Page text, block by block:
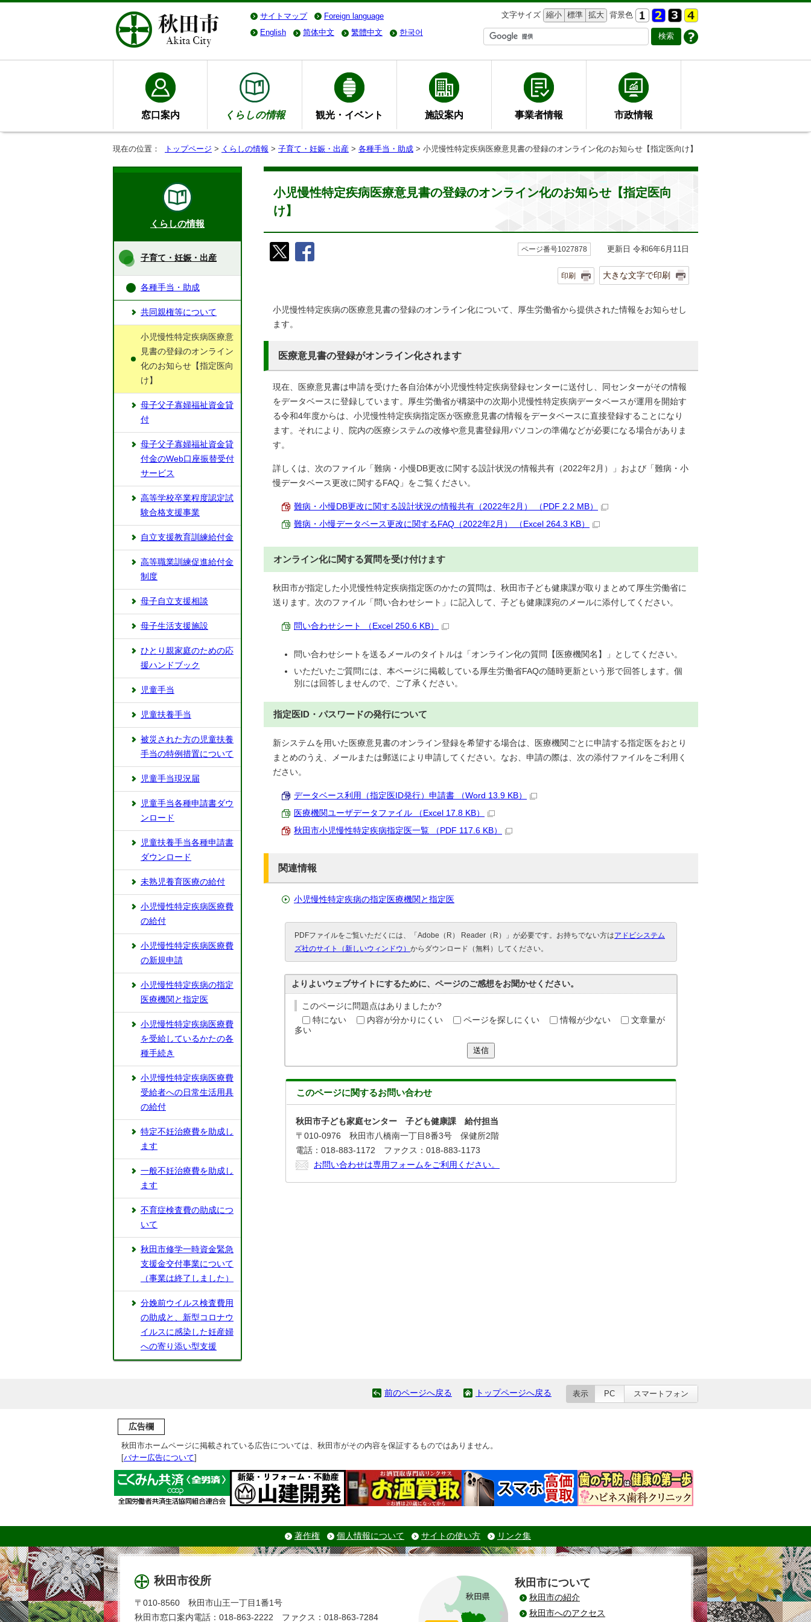
サイトマップ Foreign language 文字サイズ 縮小 標準 拡大 背景色
English
简体中文 繁體中文 한국어
窓口案内 くらしの情報 観光・イベント 施設案内 事業者情報 市政情報
現在の位置： トップページ > くらしの情報 > 子育て・妊娠・出産 > 各種手当・助成 > 小児慢性特定疾病医療意見書の登録のオンライン化のお知らせ【指定医向け】
小児慢性特定疾病医療意見書の登録のオンライン化のお知らせ【指定医向
け】
ページ番号1027878 更新日 令和6年6月11日
印刷 大きな文字で印刷
小児慢性特定疾病の医療意見書の登録のオンライン化について、厚生労働省から提供された情報をお知らせし
ます。
医療意見書の登録がオンライン化されます
現在、医療意見書は申請を受けた各自治体が小児慢性特定疾病登録センターに送付し、同センターがその情報
をデータベースに登録しています。厚生労働省が構築中の次期小児慢性特定疾病データベースが運用を開始す
る令和4年度からは、小児慢性特定疾病指定医が医療意見書の情報をデータベースに直接登録することになり
ます。それにより、院内の医療システムの改修や意見書登録用パソコンの準備などが必要になる場合がありま
す。
詳しくは、次のファイル「難病・小慢DB更改に関する設計状況の情報共有（2022年2月）」および「難病・小
慢データベース更改に関するFAQ」をご覧ください。
難病・小慢DB更改に関する設計状況の情報共有（2022年2月） （PDF 2.2 MB）
難病・小慢データベース更改に関するFAQ（2022年2月） （Excel 264.3 KB）
オンライン化に関する質問を受け付けます
秋田市が指定した小児慢性特定疾病指定医のかたの質問は、秋田市子ども健康課が取りまとめて厚生労働省に
送ります。次のファイル「問い合わせシート」に記入して、子ども健康課宛のメールに添付してください。
問い合わせシート （Excel 250.6 KB）
問い合わせシートを送るメールのタイトルは「オンライン化の質問【医療機関名】」としてください。
いただいたご質問には、本ページに掲載している厚生労働省FAQの随時更新という形で回答します。個
別には回答しませんので、ご了承ください。
指定医ID・パスワードの発行について
新システムを用いた医療意見書のオンライン登録を希望する場合は、医療機関ごとに申請する指定医をおとり
まとめのうえ、メールまたは郵送により申請してください。なお、申請の際は、次の添付ファイルをご利用く
ださい。
データベース利用（指定医ID発行）申請書 （Word 13.9 KB）
医療機関ユーザデータファイル （Excel 17.8 KB）
秋田市小児慢性特定疾病指定医一覧 （PDF 117.6 KB）
関連情報
小児慢性特定疾病の指定医療機関と指定医
PDFファイルをご覧いただくには、「Adobe（R） Reader（R）」が必要です。お持ちでない方はアドビシステム
ズ社のサイト（新しいウィンドウ） からダウンロード（無料）してください。
よりよいウェブサイトにするために、ページのご感想をお聞かせください。
このページに問題点はありましたか?
特にない
内容が分かりにくい ページを探しにくい 情報が少ない
文章量が
多い
送信
このページに関するお問い合わせ
秋田市子ども家庭センター 子ども健康課 給付担当
〒010-0976 秋田市八橋南一丁目8番3号 保健所2階
電話：018-883-1172 ファクス：018-883-1173
お問い合わせは専用フォームをご利用ください。
くらしの情報
子育て・妊娠・出産
各種手当・助成
共同親権等について
小児慢性特定疾病医療意
見書の登録のオンライン
化のお知らせ【指定医向
け】
母子父子寡婦福祉資金貸
付
母子父子寡婦福祉資金貸
付金のWeb口座振替受付
サービス
高等学校卒業程度認定試
験合格支援事業
自立支援教育訓練給付金
高等職業訓練促進給付金
制度
母子自立支援相談
母子生活支援施設
ひとり親家庭のための応
援ハンドブック
児童手当
児童扶養手当
被災された方の児童扶養
手当の特例措置について
児童手当現況届
児童手当各種申請書ダウ
ンロード
児童扶養手当各種申請書
ダウンロード
未熟児養育医療の給付
小児慢性特定疾病医療費
の給付
小児慢性特定疾病医療費
の新規申請
小児慢性特定疾病の指定
医療機関と指定医
小児慢性特定疾病医療費
を受給しているかたの各
種手続き
小児慢性特定疾病医療費
受給者への日常生活用具
の給付
特定不妊治療費を助成し
ます
一般不妊治療費を助成し
ます
不育症検査費の助成につ
いて
秋田市修学一時資金緊急
支援金交付事業について
（事業は終了しました）
分娩前ウイルス検査費用
の助成と、新型コロナウ
イルスに感染した妊産婦
への寄り添い型支援
前のページへ戻る トップページへ戻る 表示 PC スマートフォン
広告欄
秋田市ホームページに掲載されている広告については、秋田市がその内容を保証するものではありません。
[バナー広告について]
著作権 個人情報について サイトの使い方 リンク集
秋田市役所
〒010-8560 秋田市山王一丁目1番1号
秋田市窓口案内電話：018-863-2222 ファクス：018-863-7284
秋田市について
秋田市の紹介
秋田市へのアクセス